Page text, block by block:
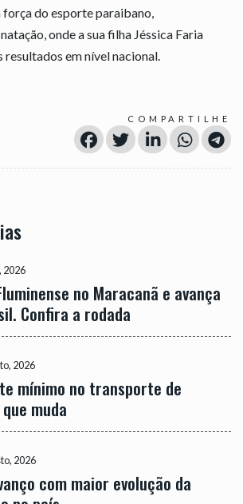
do esporte paraibano,
onde a sua filha Jéssica Faria
em nível nacional.
COMPARTILHE
2026
no Maracanã e avança
Confira a rodada
2026
mínimo no transporte de
muda
2026
com maior evolução da